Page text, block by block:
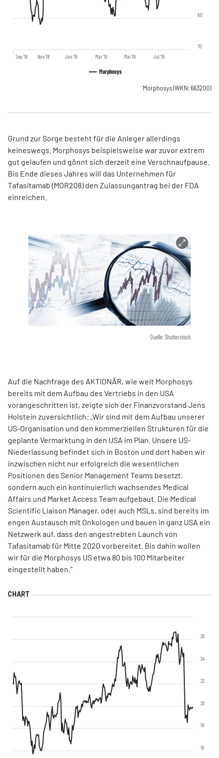
Morphosys
Sep '18 Nov '18 Jan '19 Mär '19 Mai '19 Jul '19
70
80
Morphosys(WKN: 663200)
Grund zur Sorge besteht für die Anleger allerdings
keineswegs. Morphosys beispielsweise war zuvor extrem
gut gelaufen und gönnt sich derzeit eine Verschnaufpause.
Bis Ende dieses Jahres will das Unternehmen für
Tafasitamab (MOR208) den Zulassungantrag bei der FDA
einreichen.
Quelle: Shutterstock
Auf die Nachfrage des AKTIONÄR, wie weit Morphosys
bereits mit dem Aufbau des Vertriebs in den USA
vorangeschritten ist, zeigte sich der Finanzvorstand Jens
Holstein zuversichtlich: „Wir sind mit dem Aufbau unserer
US-Organisation und den kommerziellen Strukturen für die
geplante Vermarktung in den USA im Plan. Unsere US-
Niederlassung befindet sich in Boston und dort haben wir
inzwischen nicht nur erfolgreich die wesentlichen
Positionen des Senior Management Teams besetzt,
sondern auch ein kontinuierlich wachsendes Medical
Affairs und Market Access Team aufgebaut. Die Medical
Scientific Liaison Manager, oder auch MSLs, sind bereits im
engen Austausch mit Onkologen und bauen in ganz USA ein
Netzwerk auf, dass den angestrebten Launch von
Tafasitamab für Mitte 2020 vorbereitet. Bis dahin wollen
wir für die Morphosys US etwa 80 bis 100 Mitarbeiter
eingestellt haben.“
16
18
20
22
24
26